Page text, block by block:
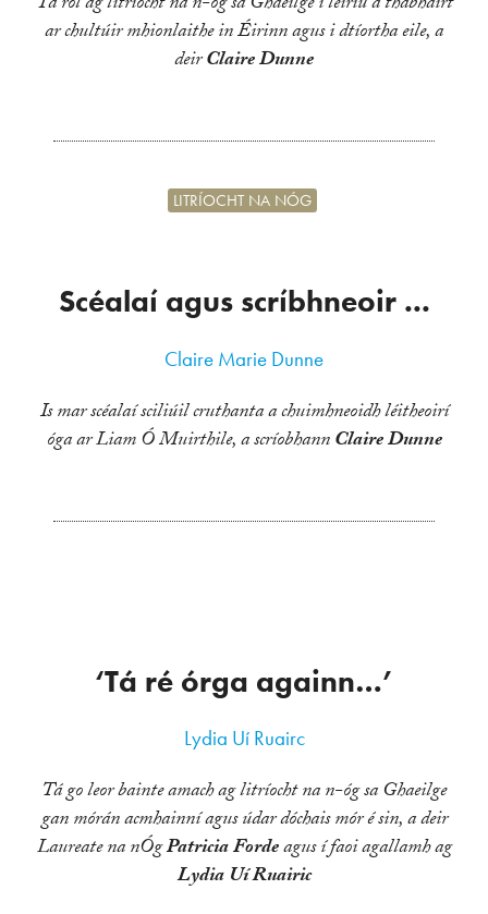
ar chultúir mhionlaithe in Éirinn agus i dtíortha eile, a
deirClaire Dunne
Scéalaí agus scríbhneoir ...
LITRÍOCHT NA NÓG
Claire Marie Dunne
Is mar scéalaí sciliúil cruthanta a chuimhneoidh léitheoirí
óga ar Liam Ó Muirthile, a scríobhannClaire Dunne
‘Tá ré órga againn…’
Lydia Uí Ruairc
Tá go leor bainte amach ag litríocht na n-óg sa Ghaeilge
gan mórán acmhainní agus údar dóchais mór é sin, a deir
Laureate na nÓgPatricia Fordeagus í faoi agallamh ag
Lydia Uí Ruairic